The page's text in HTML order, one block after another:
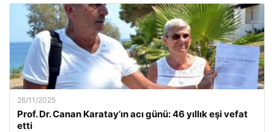
26/11/2025
Prof. Dr. Canan Karatay’ın acı günü: 46 yıllık eşi vefat
etti